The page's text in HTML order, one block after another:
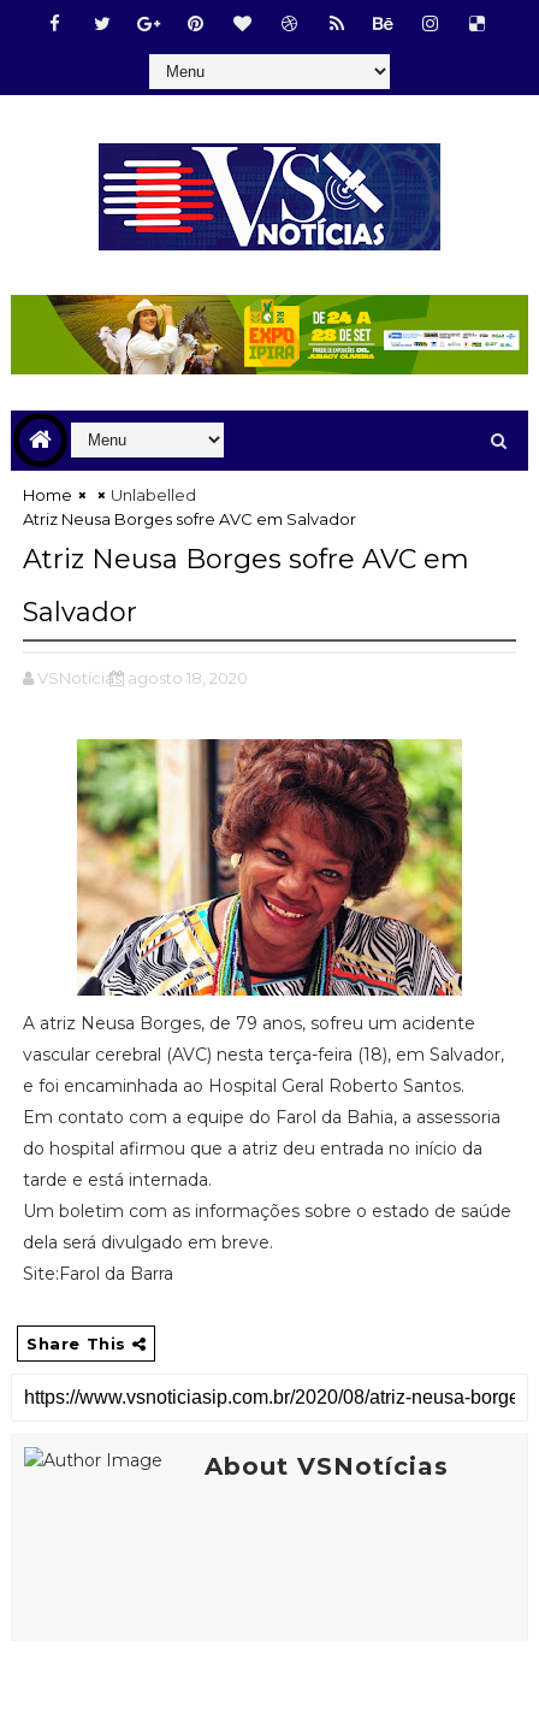
Home
Unlabelled
Atriz Neusa Borges sofre AVC em Salvador
Atriz Neusa Borges sofre AVC em
Salvador
VSNotícias agosto 18, 2020
A atriz Neusa Borges, de 79 anos, sofreu um acidente
vascular cerebral (AVC) nesta terça-feira (18), em Salvador,
e foi encaminhada ao Hospital Geral Roberto Santos.
Em contato com a equipe do Farol da Bahia, a assessoria
do hospital afirmou que a atriz deu entrada no início da
tarde e está internada.
Um boletim com as informações sobre o estado de saúde
dela será divulgado em breve.
Site:Farol da Barra
Share This
About VSNotícias